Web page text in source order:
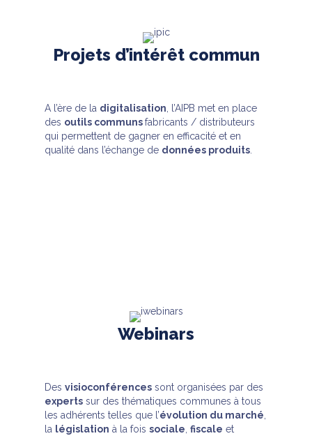
Projets d’intérêt commun
A l’ère de la digitalisation , l’AIPB met en place
des outils communsfabricants / distributeurs
qui permettent de gagner en efficacité et en
qualité dans l’échange de données produits
Webinars
Des visioconférences sont organisées par des
experts sur des thématiques communes à tous
les adhérents telles que l’évolution du marché
la législation à la fois sociale fiscale et